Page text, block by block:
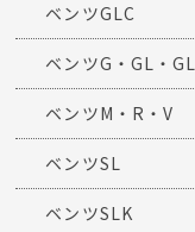
ベンツGLC
ベンツG・GL・
ベンツM・R・V
ベンツSL
ベンツSLK